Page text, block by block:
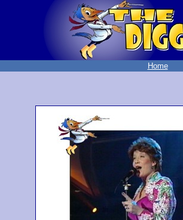
Home